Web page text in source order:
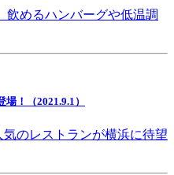
飲めるハンバーグや低温調
！（2021.9.1）
のレストランが横浜に待望